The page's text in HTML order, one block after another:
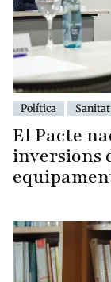
Política Sanitat
El Pacte
inversions